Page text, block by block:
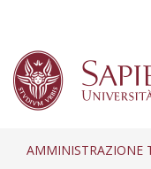
AMMINISTRAZIONE